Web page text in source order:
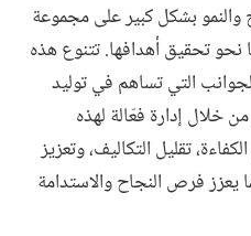
والنمو بشكل كبير على مجموعة
نحو تحقيق أهدافها. تتنوع هذه
التي تساهم في توليد
من خلال إدارة فعّالة لهذه
تقليل التكاليف، وتعزيز
يعزز فرص النجاح والاستدامة